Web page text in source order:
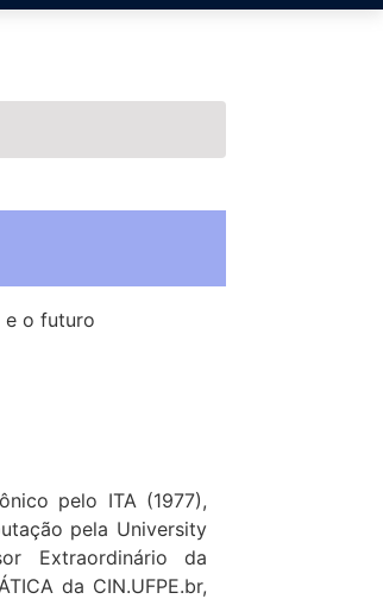
e o futuro
pelo ITA (1977),
pela University
Extraordinário da
da CIN.UFPE.br,